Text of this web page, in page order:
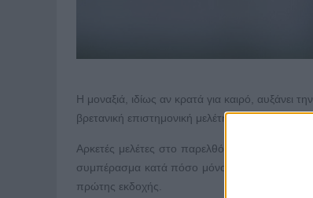
Η μοναξιά, ιδίως αν κρατά για καιρό, αυξάνει
βρετανική επιστημονική μελέτη.
Αρκετές μελέτες στο παρελθόν έχουν
συμπέρασμα κατά πόσο μόνο η μοναξιά
πρώτης εκδοχής.